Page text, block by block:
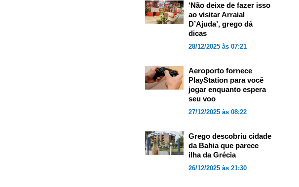
‘Não deixe de fazer isso
ao visitar Arraial
D’Ajuda’, grego dá
dicas
28/12/2025 às 07:21
Aeroporto fornece
PlayStation para você
jogar enquanto espera
seu voo
27/12/2025 às 08:22
Grego descobriu cidade
da Bahia que parece
ilha da Grécia
26/12/2025 às 21:30